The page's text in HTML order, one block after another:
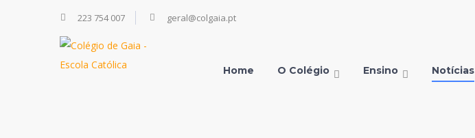
223 754 007 geral@colgaia.pt
Home O Colégio Ensino Notícias